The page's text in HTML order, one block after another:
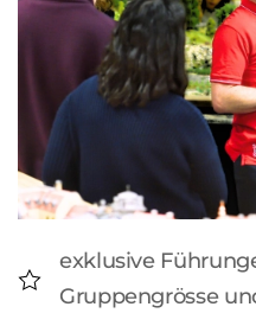
exklusive
Gruppengrösse